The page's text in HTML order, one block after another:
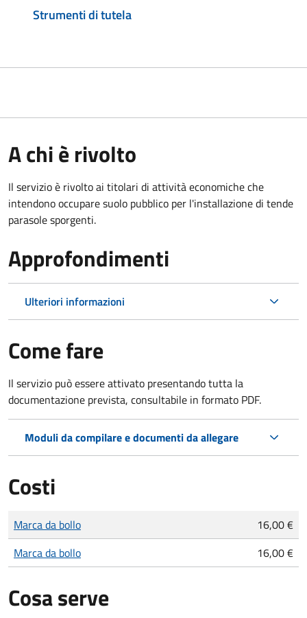
Strumenti di tutela
A chi è rivolto
Il servizio è rivolto ai titolari di attività economiche che
intendono occupare suolo pubblico per l'installazione di tende
parasole sporgenti.
Approfondimenti
Ulteriori informazioni
Come fare
Il servizio può essere attivato presentando tutta la
documentazione prevista, consultabile in formato PDF.
Moduli da compilare e documenti da allegare
Costi
Tipo di pagamento
Importo
Marca da bollo
16,00 €
Marca da bollo
16,00 €
Cosa serve